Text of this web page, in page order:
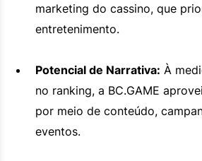
marketing do cassino, que
entretenimento.
Potencial de Narrativa: À
no ranking, a BC.GAME
por meio de conteúdo,
eventos.